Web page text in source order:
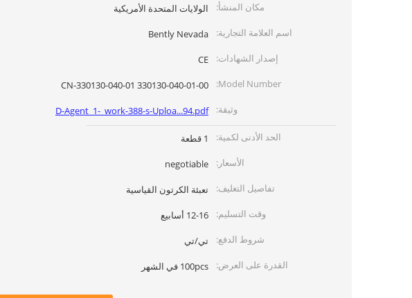
مكان المنشأ:
الولايات المتحدة الأمريكية
اسم العلامة التجارية:
Bently Nevada
إصدار الشهادات:
CE
Model Number:
330130-040-01-00 330130-040-01-CN
وثيقة:
D-Agent_1-_work-388-s-Uploa...94.pdf
الحد الأدنى لكمية:
1 قطعة
الأسعار:
negotiable
تفاصيل التغليف:
تعبئة الكرتون القياسية
وقت التسليم:
12-16 أسابيع
شروط الدفع:
تي/تي
القدرة على العرض:
100pcs في الشهر